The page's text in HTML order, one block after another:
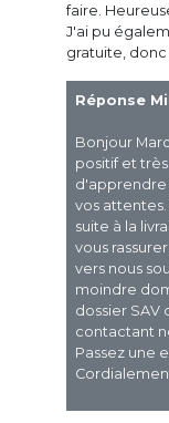
faire.
J'ai pu
gratuite, donc
Réponse
Bonjour
positif et
d'apprendre
vos
suite à la
vous
vers nous
moindre
dossier SAV
contactant
Passez une